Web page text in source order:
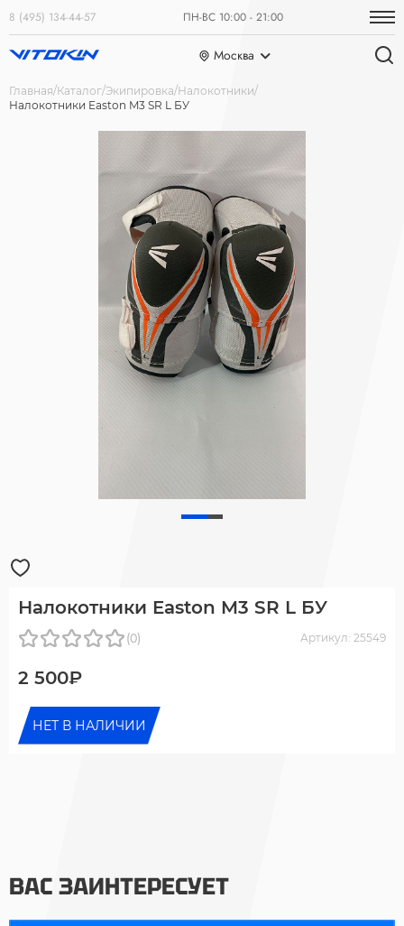
8 (495) 134-44-57 ПН-ВС 10:00 - 21:00
Москва
Главная Каталог Экипировка Налокотники
Налокотники Easton M3 SR L БУ
Налокотники Easton M3 SR L БУ
(0) Артикул: 25549
2 500₽
НЕТ В НАЛИЧИИ
ВАС ЗАИНТЕРЕСУЕТ